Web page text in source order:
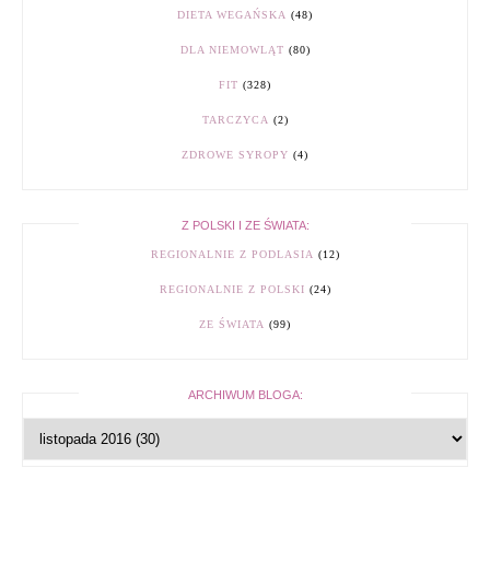
DIETA WEGAŃSKA (48)
DLA NIEMOWLĄT (80)
FIT (328)
TARCZYCA (2)
ZDROWE SYROPY (4)
Z POLSKI I ZE ŚWIATA:
REGIONALNIE Z PODLASIA (12)
REGIONALNIE Z POLSKI (24)
ZE ŚWIATA (99)
ARCHIWUM BLOGA: